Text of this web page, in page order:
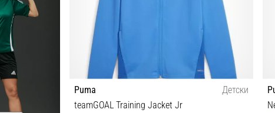
Puma
Детски
teamGOAL Training Jacket Jr